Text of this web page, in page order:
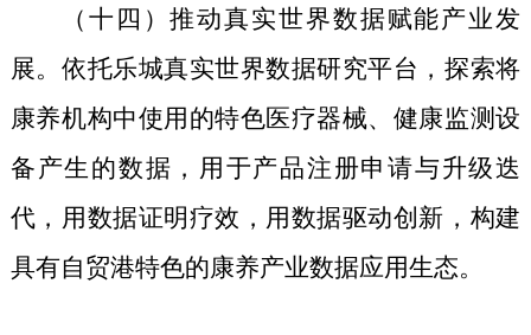
（十四 ）推动真实世界数据赋能产业发
展。依托乐城真实世界数据研究平台，探索将
康养机构中使用的特色医疗器械、健康监测设
备产生的数据，用于产品注册申请与升级迭
代 ， 用数据证明疗效，用数据驱动创新，构建
具有自贸港特色的康养产业数据应用生态。